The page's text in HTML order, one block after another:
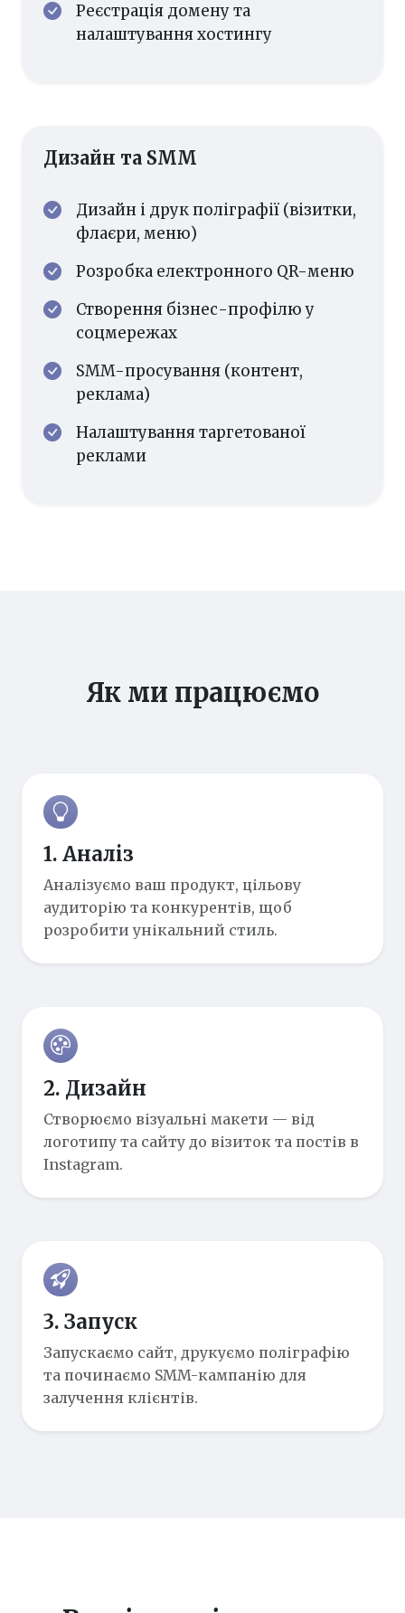
Реєстрація домену та
налаштування хостингу
Дизайн та SMM
Дизайн і друк поліграфії (візитки,
флаєри, меню)
Розробка електронного QR-меню
Створення бізнес-профілю у
соцмережах
SMM-просування (контент,
реклама)
Налаштування таргетованої
реклами
Як ми працюємо
1. Аналіз
Аналізуємо ваш продукт, цільову
аудиторію та конкурентів, щоб
розробити унікальний стиль.
2. Дизайн
Створюємо візуальні макети — від
логотипу та сайту до візиток та постів в
Instagram.
3. Запуск
Запускаємо сайт, друкуємо поліграфію
та починаємо SMM-кампанію для
залучення клієнтів.